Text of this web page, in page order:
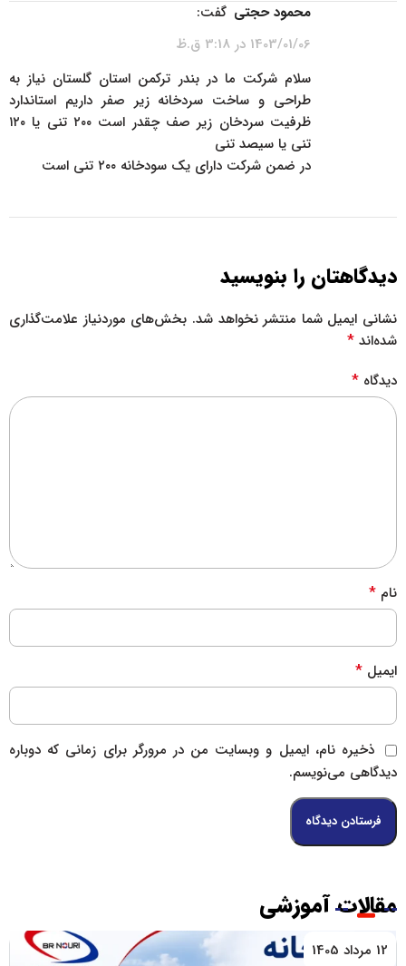
محمود حجتي گفت:
1403/01/06 در 3:18 ق.ظ
سلام شركت ما در بندر تركمن استان گلستان نياز به
طراحي و ساخت سردخانه زير صفر داريم استاندارد
ظرفيت سردخان زير صف چقدر است ٢٠٠ تني يا ١٢٠
تني يا سيصد تني
در ضمن شركت داراي يك سودخانه ٢٠٠ تني است
دیدگاهتان را بنویسید
نشانی ایمیل شما منتشر نخواهد شد. بخش‌های موردنیاز علامت‌گذاری
شده‌اند *
دیدگاه *
نام *
ایمیل *
ذخیره نام، ایمیل و وبسایت من در مرورگر برای زمانی که دوباره
دیدگاهی می‌نویسم.
مقالات آموزشی
12 مرداد 1405